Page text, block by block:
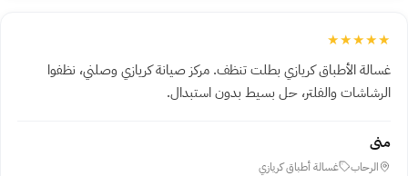
★★★★★
غسالة الأطباق كريازي بطلت تنظف. مركز صيانة كريازي وصلني، نظفوا
الرشاشات والفلتر، حل بسيط بدون استبدال.
منى
الرحاب غسالة أطباق كريازي